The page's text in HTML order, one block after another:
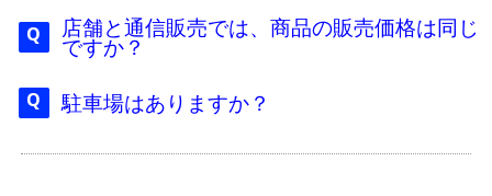
店舗と通信販売では、商品の販売価格は同じ
ですか？
駐車場はありますか？